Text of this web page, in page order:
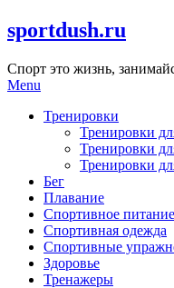
Skip
to
sportdush.ru
Спорт это жизнь,
Menu
Тренировки
Тренировки
Тренировки
Тренировки
Бег
Плавание
Спортивное питание
Спортивная одежда
Спортивные
Здоровье
Тренажеры